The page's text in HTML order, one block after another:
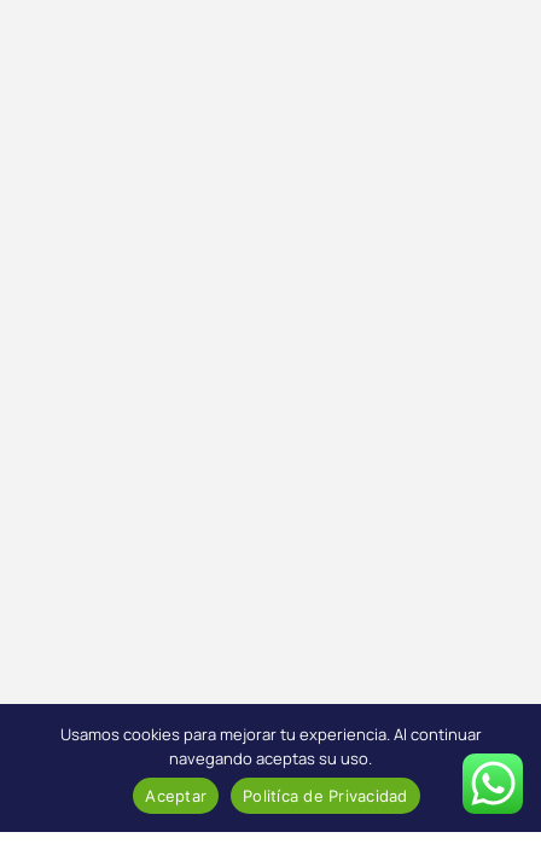
Usamos cookies para mejorar tu experiencia. Al continuar
navegando aceptas su uso.
Aceptar Politíca de Privacidad